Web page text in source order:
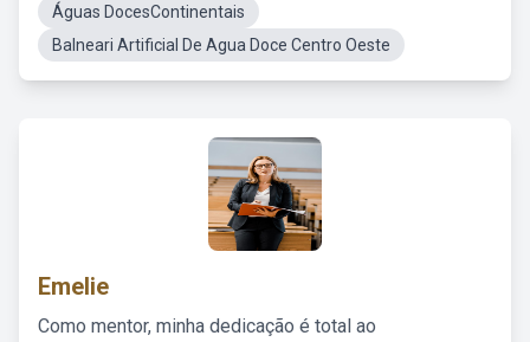
Águas DocesContinentais
Balneari Artificial De Agua Doce Centro Oeste
Emelie
Como mentor, minha dedicação é total ao